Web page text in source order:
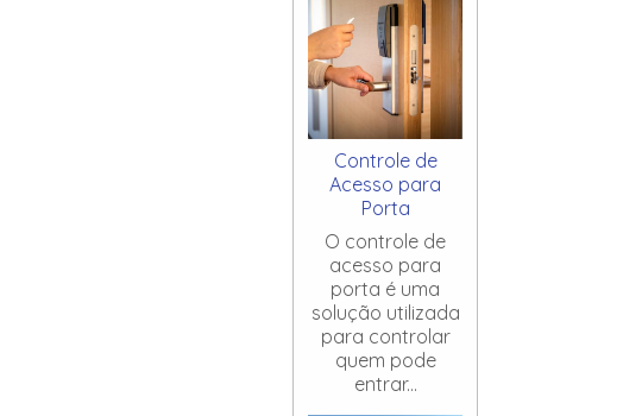
Controle de
Acesso para
Porta
O controle de
acesso para
porta é uma
solução utilizada
para controlar
quem pode
entrar...